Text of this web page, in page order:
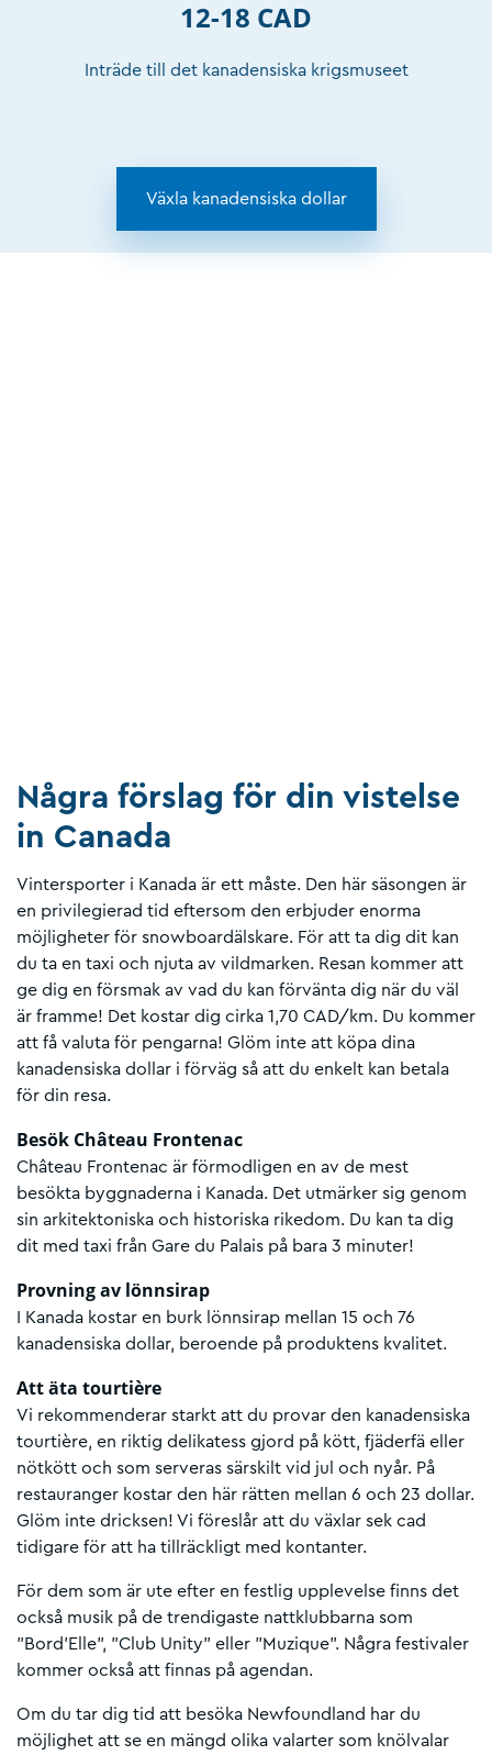
12-18 CAD
Inträde till det kanadensiska krigsmuseet
Växla kanadensiska dollar
Några förslag för din vistelse
in Canada
Vintersporter i Kanada är ett måste. Den här säsongen är
en privilegierad tid eftersom den erbjuder enorma
möjligheter för snowboardälskare. För att ta dig dit kan
du ta en taxi och njuta av vildmarken. Resan kommer att
ge dig en försmak av vad du kan förvänta dig när du väl
är framme! Det kostar dig cirka 1,70 CAD/km. Du kommer
att få valuta för pengarna! Glöm inte att köpa dina
kanadensiska dollar i förväg så att du enkelt kan betala
för din resa.
Besök Château Frontenac
Château Frontenac är förmodligen en av de mest
besökta byggnaderna i Kanada. Det utmärker sig genom
sin arkitektoniska och historiska rikedom. Du kan ta dig
dit med taxi från Gare du Palais på bara 3 minuter!
Provning av lönnsirap
I Kanada kostar en burk lönnsirap mellan 15 och 76
kanadensiska dollar, beroende på produktens kvalitet.
Att äta tourtière
Vi rekommenderar starkt att du provar den kanadensiska
tourtière, en riktig delikatess gjord på kött, fjäderfä eller
nötkött och som serveras särskilt vid jul och nyår. På
restauranger kostar den här rätten mellan 6 och 23 dollar.
Glöm inte dricksen! Vi föreslår att du växlar sek cad
tidigare för att ha tillräckligt med kontanter.
För dem som är ute efter en festlig upplevelse finns det
också musik på de trendigaste nattklubbarna som
"Bord'Elle", "Club Unity" eller "Muzique". Några festivaler
kommer också att finnas på agendan.
Om du tar dig tid att besöka Newfoundland har du
möjlighet att se en mängd olika valarter som knölvalar